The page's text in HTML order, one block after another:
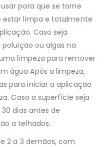
para que se torne
estar limpa e totalmente
Caso seja
ou algas na
limpeza para remover
água Após a limpeza,
para iniciar a aplicação
Caso a superfície seja
dias antes de
a telhados.
2 a 3 demãos, com